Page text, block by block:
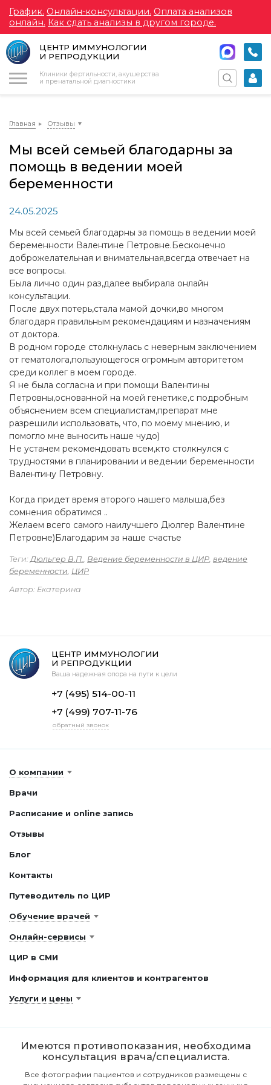
График. Онлайн-консультации. Оплата анализов
онлайн. Как сдать анализы в другом городе.
ЦЕНТР ИММУНОЛОГИИ
И РЕПРОДУКЦИИ
Клиники фертильности, акушерства
и пренатальной диагностики
Главная Отзывы
Мы всей семьей благодарны за
помощь в ведении моей
беременности
24.05.2025
Мы всей семьей благодарны за помощь в ведении моей
беременности Валентине Петровне.Бесконечно
доброжелательная и внимательная,всегда отвечает на
все вопросы.
Была лично один раз,далее выбирала онлайн
консультации.
После двух потерь,стала мамой дочки,во многом
благодаря правильным рекомендациям и назначениям
от доктора.
В родном городе столкнулась с неверным заключением
от гематолога,пользующегося огромным авторитетом
среди коллег в моем городе.
Я не была согласна и при помощи Валентины
Петровны,основанной на моей генетике,с подробным
объяснением всем специалистам,препарат мне
разрешили использовать, что, по моему мнению, и
помогло мне выносить наше чудо)
Не устанем рекомендовать всем,кто столкнулся с
трудностями в планировании и ведении беременности
Валентину Петровну.
Когда придет время второго нашего малыша,без
сомнения обратимся ..
Желаем всего самого наилучшего Дюлгер Валентине
Петровне)Благодарим за наше счастье
Теги:Дюльгер В.П., Ведение беременности в ЦИР, ведение
беременности, ЦИР
Автор: Екатерина
ЦЕНТР ИММУНОЛОГИИ
И РЕПРОДУКЦИИ
Ваша надежная опора на пути к цели
+7 (495) 514-00-11
+7 (499) 707-11-76
обратный звонок
О компании
Врачи
Расписание и online запись
Отзывы
Блог
Контакты
Путеводитель по ЦИР
Обучение врачей
Онлайн-сервисы
ЦИР в СМИ
Информация для клиентов и контрагентов
Услуги и цены
Имеются противопоказания, необходима
консультация врача/специалиста.
Все фотографии пациентов и сотрудников размещены с